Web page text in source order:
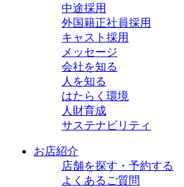
中途採用
外国籍正社員採用
キャスト採用
メッセージ
会社を知る
人を知る
はたらく環境
人財育成
サステナビリティ
お店紹介
店舗を探す・予約する
よくあるご質問